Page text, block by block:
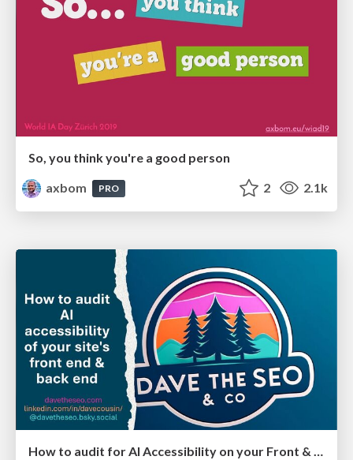
So, you think you're a good person
axbom
PRO 2 2.1k
How to audit for AI Accessibility on your Front & Back End